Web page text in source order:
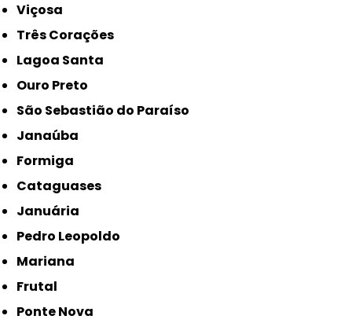
Viçosa
Três Corações
Lagoa Santa
Ouro Preto
São Sebastião do Paraíso
Janaúba
Formiga
Cataguases
Januária
Pedro Leopoldo
Mariana
Frutal
Ponte Nova